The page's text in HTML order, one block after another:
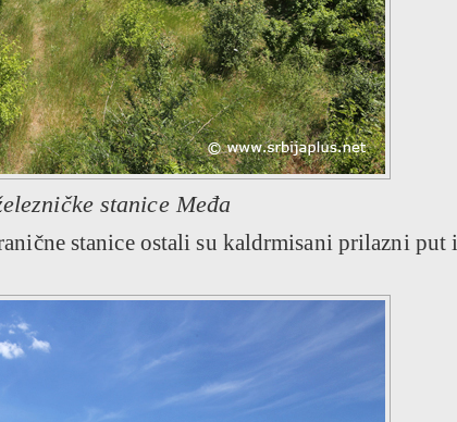
stanice Međa
stanice ostali su kaldrmisani prilazni put